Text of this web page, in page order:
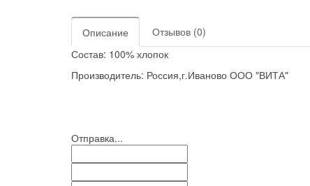
Описание
Отзывов (0)
Состав: 100% хлопок
Производитель: Россия,г.Иваново ООО "ВИТА"
Отправка...